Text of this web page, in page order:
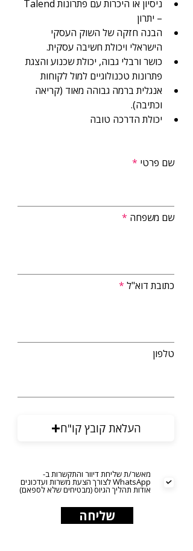
– יתרון
הבנה חזקה של השוק העסקי
הישראלי ויכולת חשיבה עסקית.
כושר ורבלי גבוה, יכולת שכנוע והצגת
פתרונות טכנולוגיים למול לקוחות
אנגלית ברמה גבוהה מאוד (קריאה
וכתיבה).
יכולת הדרכה טובה
שם פרטי
שם משפחה
כתובת דוא"ל
טלפון
העלאת קובץ קו"ח
מאשר/ת שליחת דיוור והתקשרות ב-
WhatsApp לצורך הצעת משרות ועדכונים
אודות תהליך הגיוס (מבטיחים שלא לספאם)
שליחה